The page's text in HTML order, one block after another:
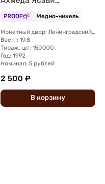
(запайка)
PROOF Медно-никель
Монетный двор: Ленинградский (ЛМД)
Вес, г: 19,8
Тираж, шт: 150000
Год: 1992
Номинал: 5 рублей
2 500 ₽
В корзину